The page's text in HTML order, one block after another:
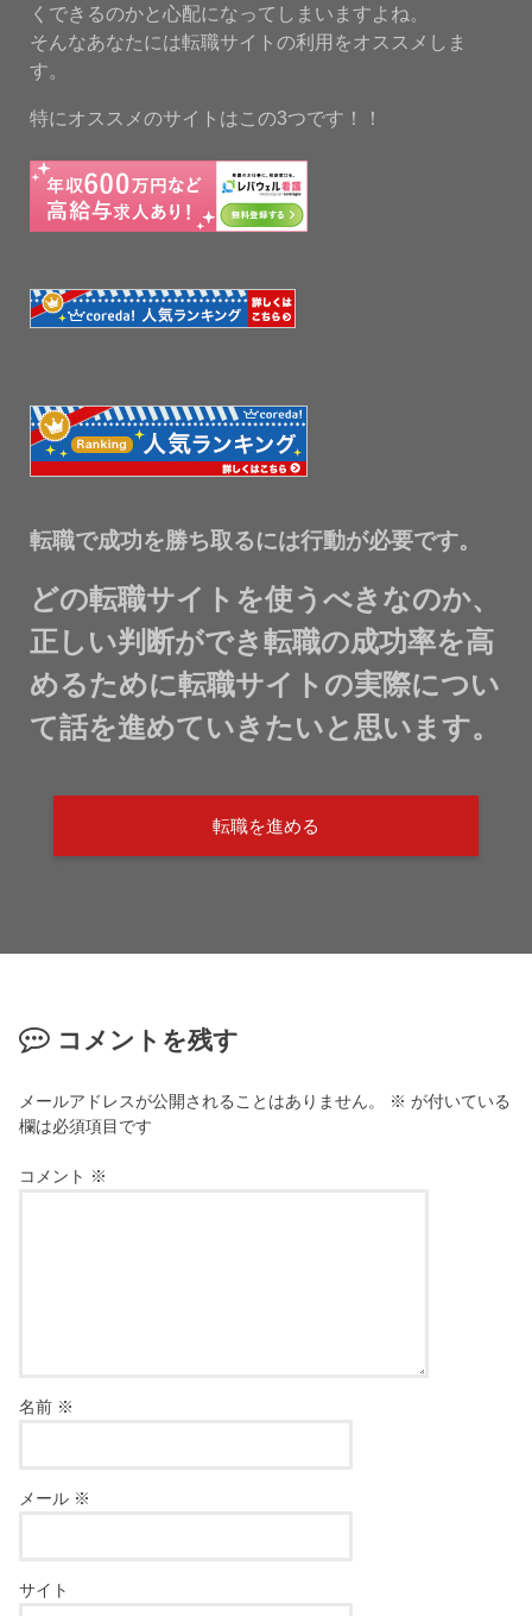
くできるのかと心配になってしまいますよね。
そんなあなたには転職サイトの利用をオススメしま
す。
特にオススメのサイトはこの3つです！！
転職で成功を勝ち取るには行動が必要です。
どの転職サイトを使うべきなのか、
正しい判断ができ転職の成功率を高
めるために転職サイトの実際につい
て話を進めていきたいと思います。
転職を進める
コメントを残す
メールアドレスが公開されることはありません。 ※ が付いている
欄は必須項目です
コメント ※
名前 ※
メール ※
サイト